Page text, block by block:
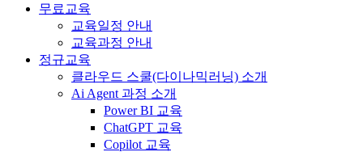
무료교육
교육일정 안내
교육과정 안내
정규교육
클라우드 스쿨(다이나믹러닝) 소개
Ai Agent 과정 소개
Power BI 교육
ChatGPT 교육
Copilot 교육